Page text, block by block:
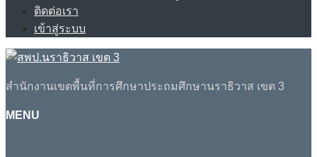
ติดต่อเรา
เข้าสู่ระบบ
สำนักงานเขตพื้นที่การศึกษาประถมศึกษานราธิวาส เขต 3
MENU